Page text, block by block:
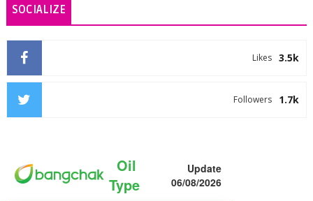
SOCIALIZE
3.5k
Likes
1.7k
Followers